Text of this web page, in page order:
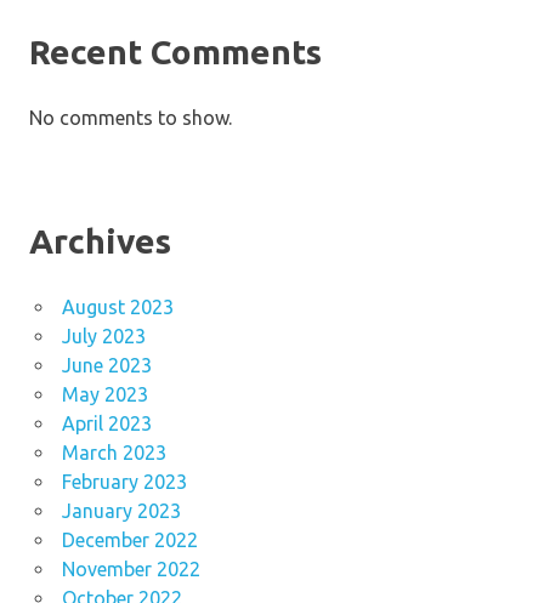
Recent Comments
No comments to show.
Archives
August 2023
July 2023
June 2023
May 2023
April 2023
March 2023
February 2023
January 2023
December 2022
November 2022